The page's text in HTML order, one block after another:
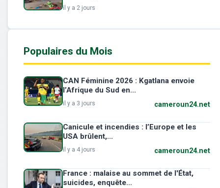
il y a 2 jours
Populaires du Mois
CAN Féminine 2026 : Kgatlana envoie
l’Afrique du Sud en...
il y a 3 jours cameroun24.net
Canicule et incendies : l’Europe et les
USA brûlent,...
il y a 4 jours cameroun24.net
France : malaise au sommet de l'État,
suicides, enquête...